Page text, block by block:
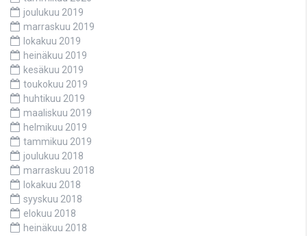
joulukuu 2019
marraskuu 2019
lokakuu 2019
heinäkuu 2019
kesäkuu 2019
toukokuu 2019
huhtikuu 2019
maaliskuu 2019
helmikuu 2019
tammikuu 2019
joulukuu 2018
marraskuu 2018
lokakuu 2018
syyskuu 2018
elokuu 2018
heinäkuu 2018